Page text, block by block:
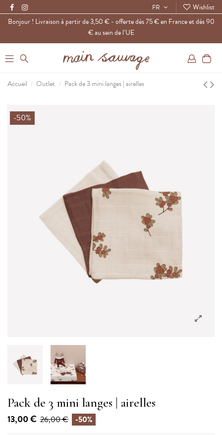
Bonjour ! Livraison à partir de 3,50 € - offerte dès 75 € en France et dès 90
€ au sein de l’UE
FR Wishlist
0
Accueil Outlet Pack de 3 mini langes | airelles
-50%
Pack de 3 mini langes | airelles
13,00 € 26,00 € -50%